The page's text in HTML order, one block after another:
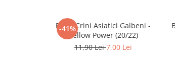
-41%
Bulbi Crini Asiatici Galbeni -
Yellow Power (20/22)
11,90 Lei7,00 Lei